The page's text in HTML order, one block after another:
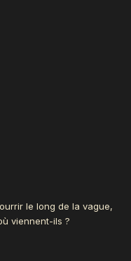
le long de la vague,
viennent-ils ?